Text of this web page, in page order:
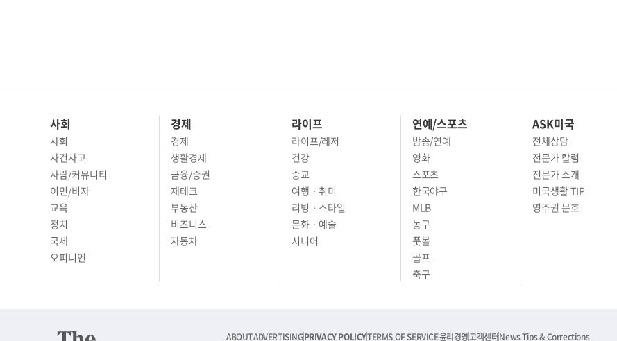
사회
사회
사건사고
사람/커뮤니티
이민/비자
교육
정치
국제
오피니언
경제
경제
생활경제
금융/증권
재테크
부동산
비즈니스
자동차
라이프
라이프/레저
건강
종교
여행 · 취미
리빙 · 스타일
문화 · 예술
시니어
연예/스포츠
방송/연예
영화
스포츠
한국야구
MLB
농구
풋볼
골프
축구
ASK미국
전체상담
전문가 칼럼
전문가 소개
미국생활 TIP
영주권 문호
ABOUTADVERTISINGPRIVACY POLICYTERMS OF SERVICE윤리경영고객센터News Tips & Corrections